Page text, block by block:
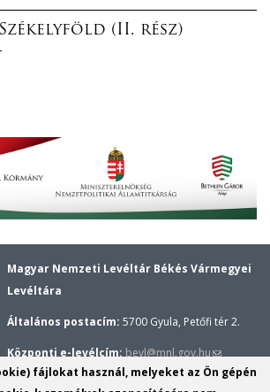
(II. rész)
Magyar Nemzeti Levéltár Békés Vármegyei
Levéltára
Általános postacím: 5700 Gyula, Petőfi tér 2.
Központi e-levélcím:bevl@mnl.gov.hu(link
sends
Gyulai épület központi telefonszáma: (+36–
fájlokat használ, melyeket az Ön gépén